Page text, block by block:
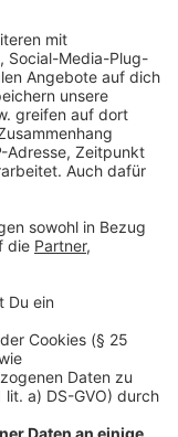
Sie der
dieses
eines